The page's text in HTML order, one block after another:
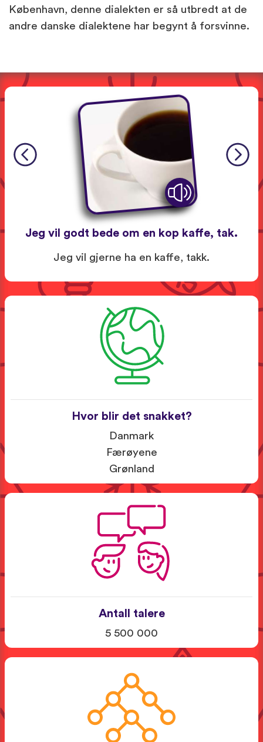
København, denne dialekten er så utbredt at de
andre danske dialektene har begynt å forsvinne.
Jeg vil godt bede om en kop kaffe, tak.
Jeg vil gjerne ha en kaffe, takk.
Hvor blir det snakket?
Danmark
Færøyene
Grønland
Antall talere
5 500 000